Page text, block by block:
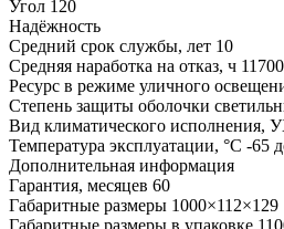
Угол 120
Надёжность
Средний срок службы, лет 10
Средняя наработка на отказ, ч
Ресурс в режиме уличного
Степень защиты оболочки
Вид климатического исполнения,
Температура эксплуатации, °С -65
Дополнительная информация
Гарантия, месяцев 60
Габаритные размеры 1000×112×129